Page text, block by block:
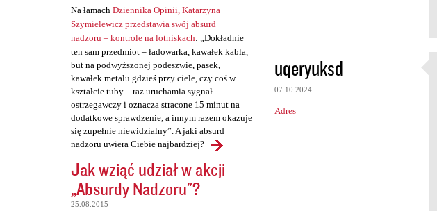
Na łamach Dziennika Opinii, Katarzyna
Szymielewicz przedstawia swój absurd
nadzoru – kontrole na lotniskach: „Dokładnie
ten sam przedmiot – ładowarka, kawałek kabla,
but na podwyższonej podeszwie, pasek,
kawałek metalu gdzieś przy ciele, czy coś w
kształcie tuby – raz uruchamia sygnał
ostrzegawczy i oznacza stracone 15 minut na
dodatkowe sprawdzenie, a innym razem okazuje
się zupełnie niewidzialny”. A jaki absurd
nadzoru uwiera Ciebie najbardziej?
Jak wziąć udział w akcji
„Absurdy Nadzoru"?
25.08.2015
uqeryuksd
07.10.2024
Adres